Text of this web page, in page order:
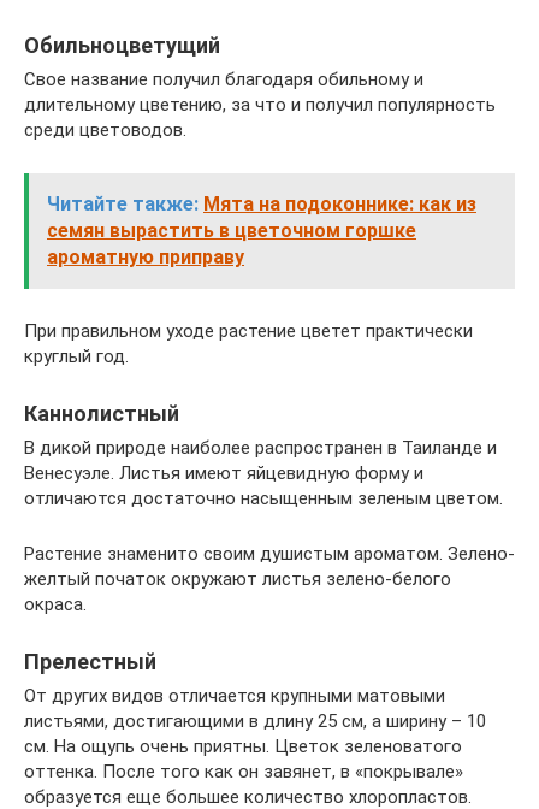
Обильноцветущий
Свое название получил благодаря обильному и
длительному цветению, за что и получил популярность
среди цветоводов.
Читайте также: Мята на подоконнике: как из
семян вырастить в цветочном горшке
ароматную приправу
При правильном уходе растение цветет практически
круглый год.
Каннолистный
В дикой природе наиболее распространен в Таиланде и
Венесуэле. Листья имеют яйцевидную форму и
отличаются достаточно насыщенным зеленым цветом.
Растение знаменито своим душистым ароматом. Зелено-
желтый початок окружают листья зелено-белого
окраса.
Прелестный
От других видов отличается крупными матовыми
листьями, достигающими в длину 25 см, а ширину – 10
см. На ощупь очень приятны. Цветок зеленоватого
оттенка. После того как он завянет, в «покрывале»
образуется еще большее количество хлоропластов.